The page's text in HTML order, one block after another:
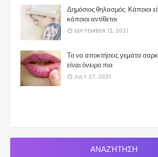
Δημόσιος θηλασμός: Κάποιοι
κάποιοι αντίθετοι
SEPTEMBER 12, 2021
Το να αποκτήσεις γεµάτα
είναι όνειρο πια
JULY 27, 2021
ΑΝΑΖΉΤΗΣΗ